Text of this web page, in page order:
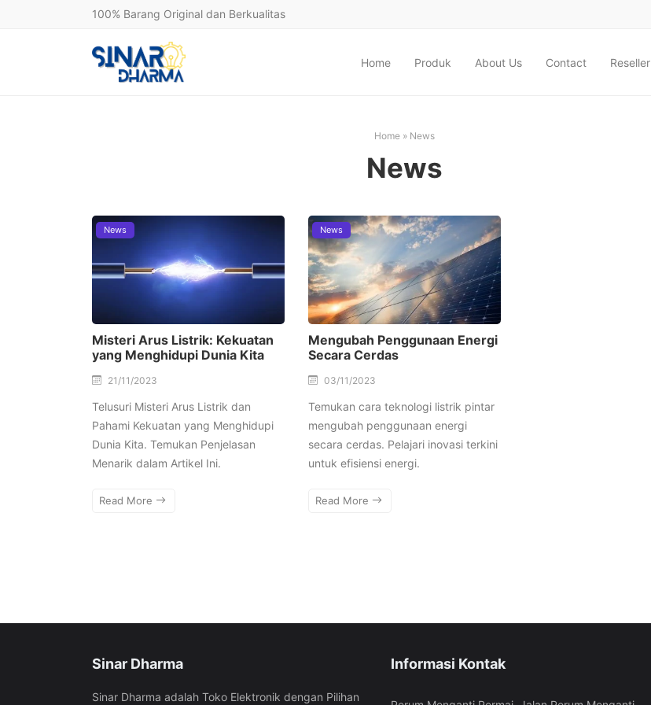
100% Barang Original dan Berkualitas
Home Produk About Us Contact Reseller
Home » News
News
News
Misteri Arus Listrik: Kekuatan
yang Menghidupi Dunia Kita
21/11/2023
Telusuri Misteri Arus Listrik dan
Pahami Kekuatan yang Menghidupi
Dunia Kita. Temukan Penjelasan
Menarik dalam Artikel Ini.
Read More
News
Mengubah Penggunaan Energi
Secara Cerdas
03/11/2023
Temukan cara teknologi listrik pintar
mengubah penggunaan energi
secara cerdas. Pelajari inovasi terkini
untuk efisiensi energi.
Read More
Sinar Dharma
Sinar Dharma adalah Toko Elektronik dengan Pilihan
Informasi Kontak